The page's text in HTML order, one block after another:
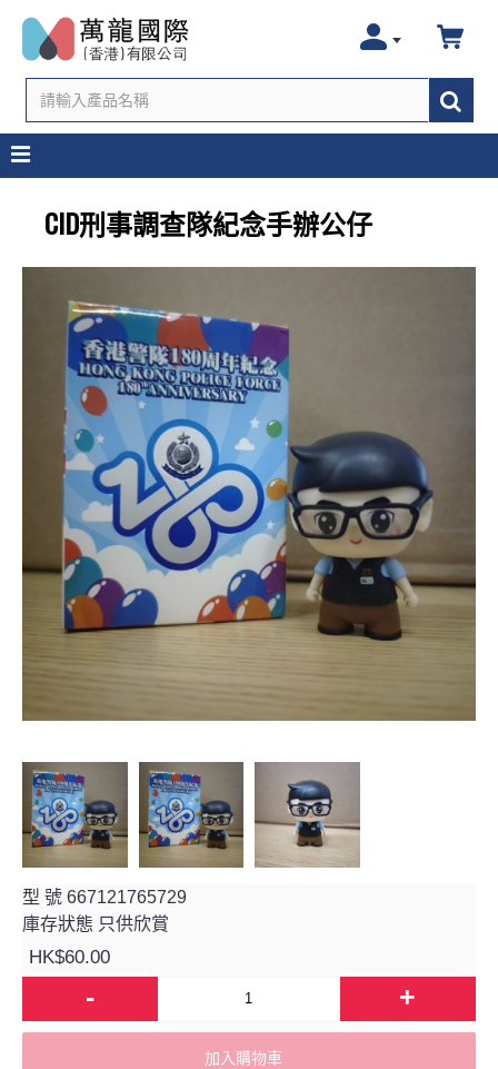
CID刑事調查隊紀念手辦公仔
型 號 667121765729
庫存狀態 只供欣賞
HK$60.00
- +
加入購物車